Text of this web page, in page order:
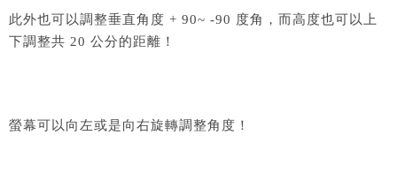
此外也可以調整垂直角度 + 90~ -90 度角，而高度也可以上
下調整共 20 公分的距離！
螢幕可以向左或是向右旋轉調整角度！